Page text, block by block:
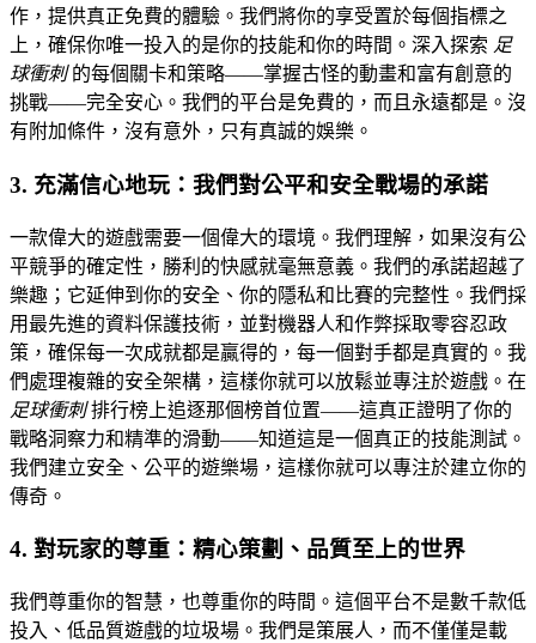
作，提供真正免費的體驗。我們將你的享受置於每個指標之
上，確保你唯一投入的是你的技能和你的時間。深入探索 足
球衝刺的每個關卡和策略——掌握古怪的動畫和富有創意的
挑戰——完全安心。我們的平台是免費的，而且永遠都是。沒
有附加條件，沒有意外，只有真誠的娛樂。
3. 充滿信心地玩：我們對公平和安全戰場的承諾
一款偉大的遊戲需要一個偉大的環境。我們理解，如果沒有公
平競爭的確定性，勝利的快感就毫無意義。我們的承諾超越了
樂趣；它延伸到你的安全、你的隱私和比賽的完整性。我們採
用最先進的資料保護技術，並對機器人和作弊採取零容忍政
策，確保每一次成就都是贏得的，每一個對手都是真實的。我
們處理複雜的安全架構，這樣你就可以放鬆並專注於遊戲。在
足球衝刺排行榜上追逐那個榜首位置——這真正證明了你的
戰略洞察力和精準的滑動——知道這是一個真正的技能測試。
我們建立安全、公平的遊樂場，這樣你就可以專注於建立你的
傳奇。
4. 對玩家的尊重：精心策劃、品質至上的世界
我們尊重你的智慧，也尊重你的時間。這個平台不是數千款低
投入、低品質遊戲的垃圾場。我們是策展人，而不僅僅是載